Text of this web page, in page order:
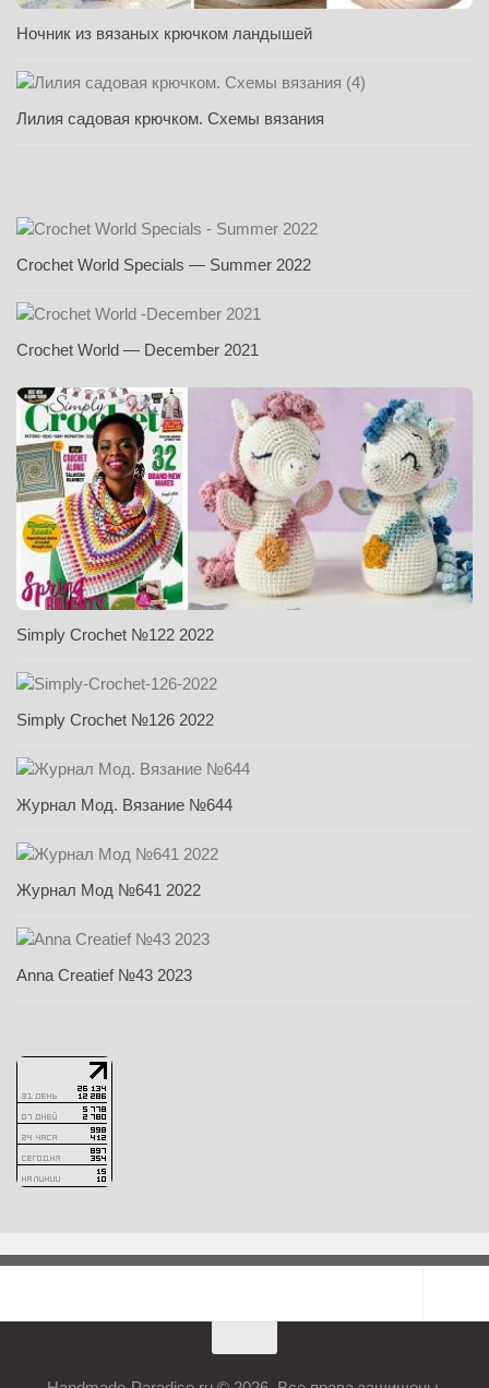
Ночник из вязаных крючком ландышей
Лилия садовая крючком. Схемы вязания
Crochet World Specials — Summer 2022
Crochet World — December 2021
Simply Crochet №122 2022
Simply Crochet №126 2022
Журнал Мод. Вязание №644
Журнал Мод №641 2022
Anna Creatief №43 2023